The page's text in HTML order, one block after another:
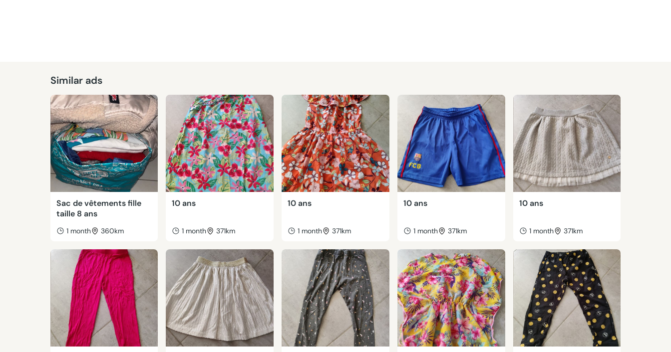
Similar ads
Sac de vêtements fille
taille 8 ans
1 month 360km
10 ans
1 month 371km
10 ans
1 month 371km
10 ans
1 month 371km
10 ans
1 month 371km